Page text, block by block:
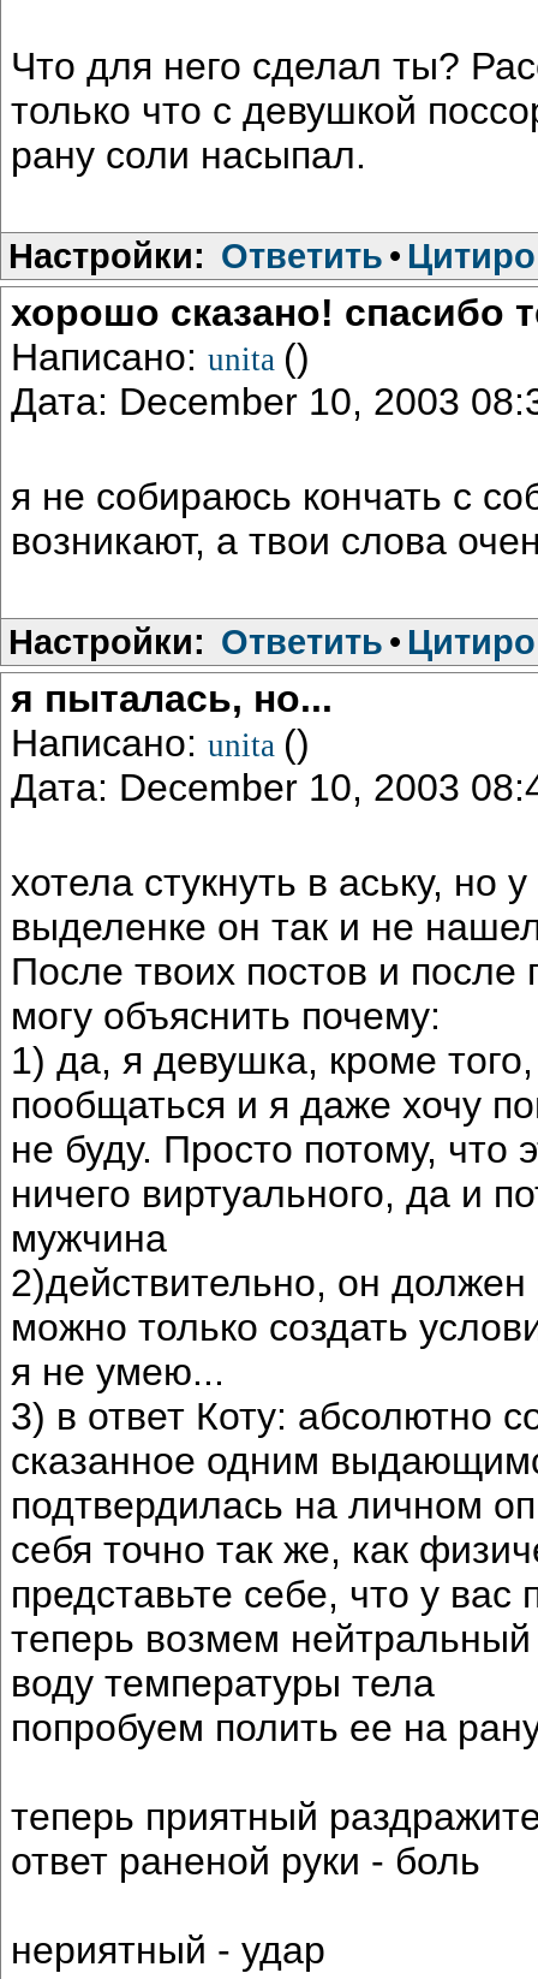
Что для него сделал ты?
только что с девушкой
рану соли насыпал.
Настройки: Ответить •
хорошо сказано! спасибо
Написано: unita ()
Дата: December 10, 2003
я не собираюсь кончать с
возникают, а твои слова
Настройки: Ответить •
я пыталась, но...
Написано: unita ()
Дата: December 10, 2003
хотела стукнуть в аську, но
выделенке он так и не
После твоих постов и после
могу объяснить почему:
1) да, я девушка, кроме
пообщаться и я даже хочу
не буду. Просто потому, что
ничего виртуального, да и
мужчина
2)действительно, он
можно только создать
я не умею...
3) в ответ Коту: абсолютно
сказанное одним
подтвердилась на личном
себя точно так же, как
представьте себе, что у вас
теперь возмем
воду температуры тела
попробуем полить ее на
теперь приятный
ответ раненой руки - боль
нериятный - удар